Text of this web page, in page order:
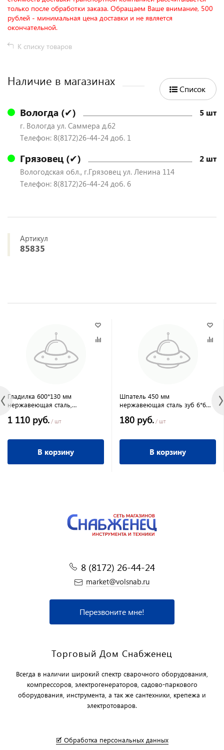
только после обработки заказа. Обращаем Ваше внимание, 500
рублей - минимальная цена доставки и не является
окончательной.
К списку товаров
Наличие в магазинах
Список
Вологда (✔) 5 шт
г. Вологда ул. Саммера д.62
Телефон: 8(8172)26-44-24 доб. 1
Грязовец (✔) 2 шт
Вологодская обл., г.Грязовец ул. Ленина 114
Телефон: 8(8172)26-44-24 доб. 6
Артикул
85835
Гладилка 600*130 мм
нержавеющая сталь,
1 110 руб. / шт
В корзину
Шпатель 450 мм
нержавеющая сталь зуб 6*6
ручка,СИБРТЕХ
180 руб. / шт
В корзину
8 (8172) 26-44-24
market@volsnab.ru
Перезвоните мне!
Торговый Дом Снабженец
Всегда в наличии широкий спектр сварочного оборудования,
компрессоров, электрогенераторов, садово-паркового
оборудования, инструмента, а так же сантехники, крепежа и
электротоваров.
🗹 Обработка персональных данных